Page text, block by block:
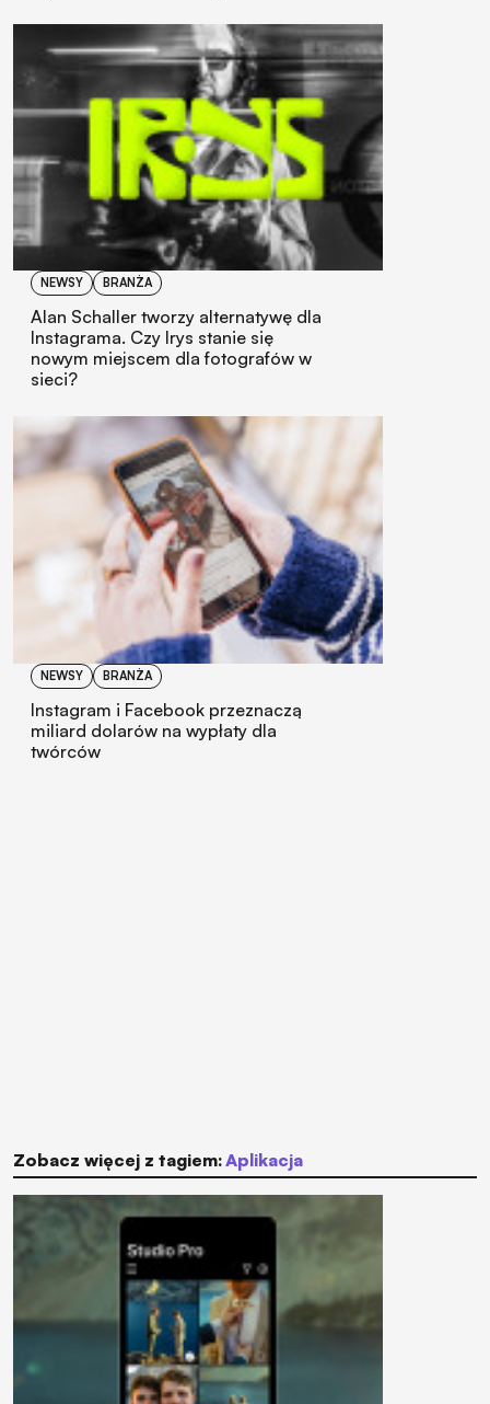
NEWSY BRANŻA
Alan Schaller tworzy alternatywę dla
Instagrama. Czy Irys stanie się
nowym miejscem dla fotografów w
sieci?
NEWSY BRANŻA
Instagram i Facebook przeznaczą
miliard dolarów na wypłaty dla
twórców
Zobacz więcej z tagiem: aplikacja